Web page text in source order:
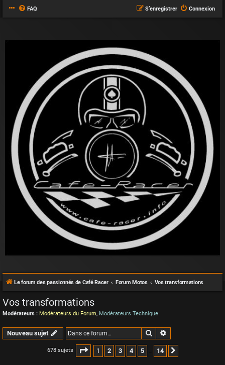
FAQ Connexion
S’enregistrer
Le forum des passionnés de Café Racer Forum Motos Vos transformations
Vos transformations
Modérateurs : Modérateurs du Forum, Modérateurs Technique
Nouveau sujet Rechercher
678 sujets Page 1sur14
1 2 3 4 5 14